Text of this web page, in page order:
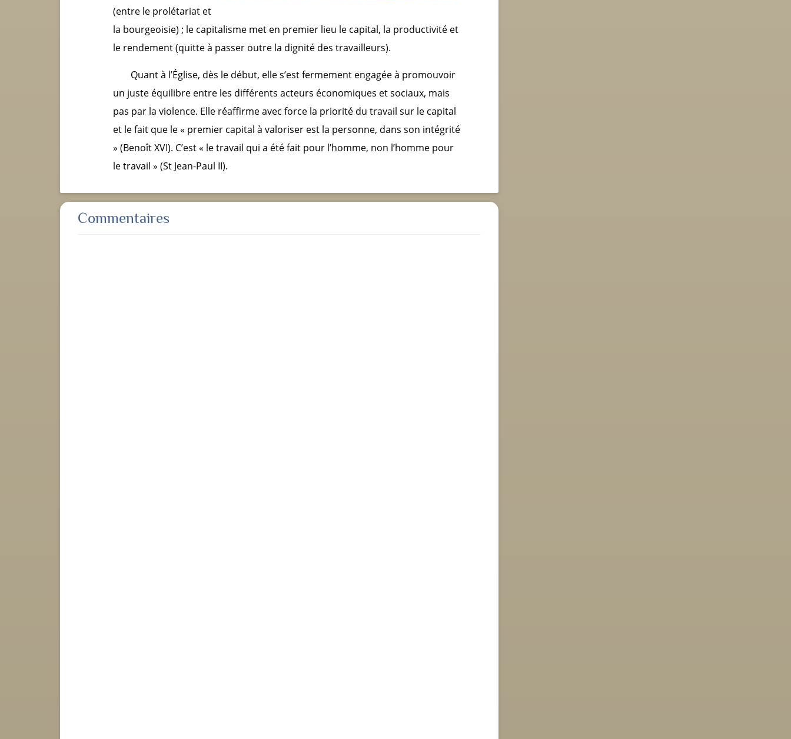
(entre le prolétariat et
la bourgeoisie) ; le capitalisme met en premier lieu le capital, la productivité et
le rendement (quitte à passer outre la dignité des travailleurs).
Quant à l’Église, dès le début, elle s’est fermement engagée à promouvoir
un juste équilibre entre les différents acteurs économiques et sociaux, mais
pas par la violence. Elle réaffirme avec force la priorité du travail sur le capital
et le fait que le « premier capital à valoriser est la personne, dans son intégrité
» (Benoît XVI). C’est « le travail qui a été fait pour l’homme, non l’homme pour
le travail » (St Jean-Paul II).
Commentaires